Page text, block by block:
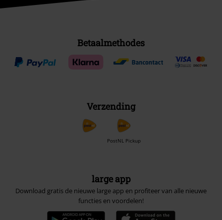
Betaalmethodes
Verzending
PostNL Pickup
large app
Download gratis de nieuwe large app en profiteer van alle nieuwe
functies en voordelen!